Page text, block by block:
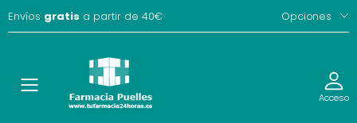
Envíos gratis a partir de 40€ Opciones
Toggle Acceso